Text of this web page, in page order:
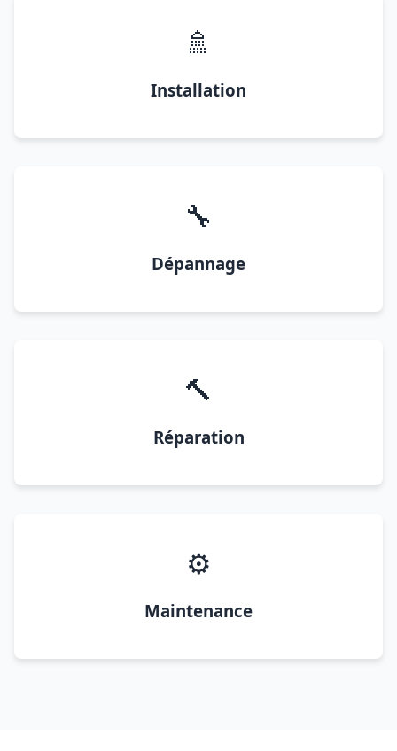
🚿
Installation
🔧
Dépannage
🔨
Réparation
⚙️
Maintenance